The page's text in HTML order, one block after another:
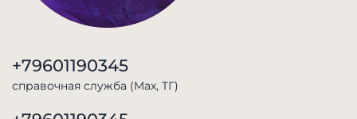
+79601190345
справочная служба (Max, TГ)